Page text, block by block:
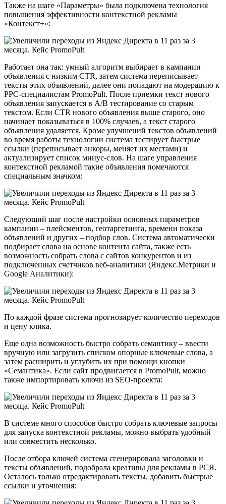
Также на шаге «Параметры» была подключена технология
повышения эффективности контекстной рекламы
«Контекст+»:
Работает она так: умный алгоритм выбирает в кампании
объявления с низким CTR, затем система переписывает
тексты этих объявлений, далее они попадают на модерацию к
PPC-специалистам PromoPult. После приемки текст нового
объявления запускается в А/В тестирование со старым
текстом. Если CTR нового объявления выше старого, оно
начинает показываться в 100% случаев, а текст старого
объявления удаляется. Кроме улучшений текстов объявлений
во время работы технологии система тестирует быстрые
ссылки (переписывает анкоры, меняет их местами) и
актуализирует список минус-слов. На шаге управления
контекстной рекламой такие объявления помечаются
специальным значком:
Следующий шаг после настройки основных параметров
кампании – плейсментов, геотаргетинга, времени показа
объявлений и других – подбор слов. Система автоматически
подбирает слова на основе контента сайта, также есть
возможность собрать слова с сайтов конкурентов и из
подключенных счетчиков веб-аналитики (Яндекс.Метрики и
Google Аналитики):
По каждой фразе система прогнозирует количество переходов
и цену клика.
Еще одна возможность быстро собрать семантику – ввести
вручную или загрузить списком опорные ключевые слова, а
затем расширить и углубить их при помощи кнопки
«Семантика». Если сайт продвигается в PromoPult, можно
также импортировать ключи из SEO-проекта:
В системе много способов быстро собрать ключевые запросы
для запуска контекстной рекламы, можно выбрать удобный
или совместить несколько.
После отбора ключей система сгенерировала заголовки и
тексты объявлений, подобрала креативы для рекламы в РСЯ.
Осталось только отредактировать тексты, добавить быстрые
ссылки и уточнения: